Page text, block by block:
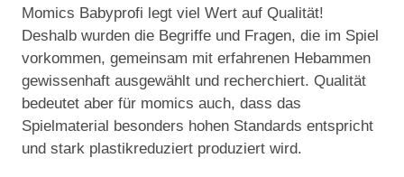
Momics Babyprofi legt viel Wert auf Qualität!
Deshalb wurden die Begriffe und Fragen, die im Spiel
vorkommen, gemeinsam mit erfahrenen Hebammen
gewissenhaft ausgewählt und recherchiert. Qualität
bedeutet aber für momics auch, dass das
Spielmaterial besonders hohen Standards entspricht
und stark plastikreduziert produziert wird.